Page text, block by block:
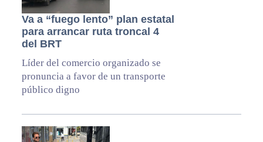
Va a “fuego lento” plan estatal
para arrancar ruta troncal 4
del BRT
Líder del comercio organizado se
pronuncia a favor de un transporte
público digno